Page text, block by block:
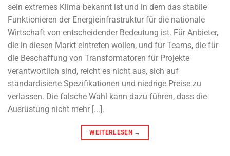
sein extremes Klima bekannt ist und in dem das stabile
Funktionieren der Energieinfrastruktur für die nationale
Wirtschaft von entscheidender Bedeutung ist. Für Anbieter,
die in diesen Markt eintreten wollen, und für Teams, die für
die Beschaffung von Transformatoren für Projekte
verantwortlich sind, reicht es nicht aus, sich auf
standardisierte Spezifikationen und niedrige Preise zu
verlassen. Die falsche Wahl kann dazu führen, dass die
Ausrüstung nicht mehr [...].
WEITERLESEN →